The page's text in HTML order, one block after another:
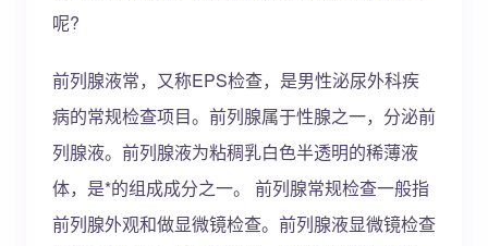
呢?
前列腺液常，又称EPS检查，是男性泌尿外科疾
病的常规检查项目。前列腺属于性腺之一，分泌前
列腺液。前列腺液为粘稠乳白色半透明的稀薄液
体，是*的组成成分之一。 前列腺常规检查一般指
前列腺外观和做显微镜检查。前列腺液显微镜检查